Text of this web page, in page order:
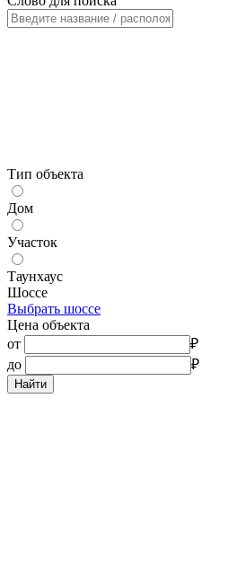
Тип объекта
Дом
Участок
Таунхаус
Шоссе
Выбрать шоссе
Цена объекта
от
₽
до
₽
Найти